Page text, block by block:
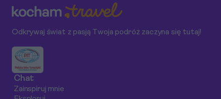
zorganizować
Aarhus.
„Mieście Uśmiechu”,
Twojego budżetu i
tęczowej panoramy
Odkrywaj świat z pasją Twoja podróż zaczyna się tutaj!
Chat
Zainspiruj mnie